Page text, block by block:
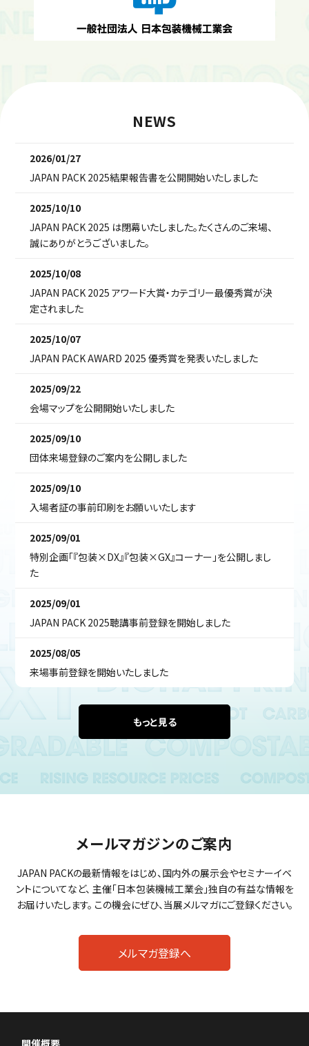
NEWS
2026/01/27
JAPAN PACK 2025結果報告書を公開開始いたしました
2025/10/10
JAPAN PACK 2025 は閉幕いたしました。たくさんのご来場、
誠にありがとうございました。
2025/10/08
JAPAN PACK 2025 アワード大賞・カテゴリー最優秀賞が決
定されました
2025/10/07
JAPAN PACK AWARD 2025 優秀賞を発表いたしました
2025/09/22
会場マップを公開開始いたしました
2025/09/10
団体来場登録のご案内を公開しました
2025/09/10
入場者証の事前印刷をお願いいたします
2025/09/01
特別企画「『包装×DX』『包装×GX』コーナー」を公開しまし
た
2025/09/01
JAPAN PACK 2025聴講事前登録を開始しました
2025/08/05
来場事前登録を開始いたしました
もっと見る
メールマガジンのご案内
JAPAN PACKの最新情報をはじめ、国内外の展示会やセミナーイベ
ントについてなど、 主催「日本包装機械工業会」独自の有益な情報を
お届けいたします。 この機会にぜひ、当展メルマガにご登録ください。
メルマガ登録へ
開催概要